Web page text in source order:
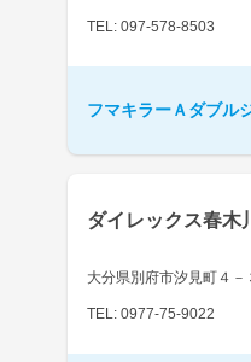
TEL: 097-578-8503
フマキラーＡダブル
ダイレックス春木
大分県別府市汐見町４－
TEL: 0977-75-9022